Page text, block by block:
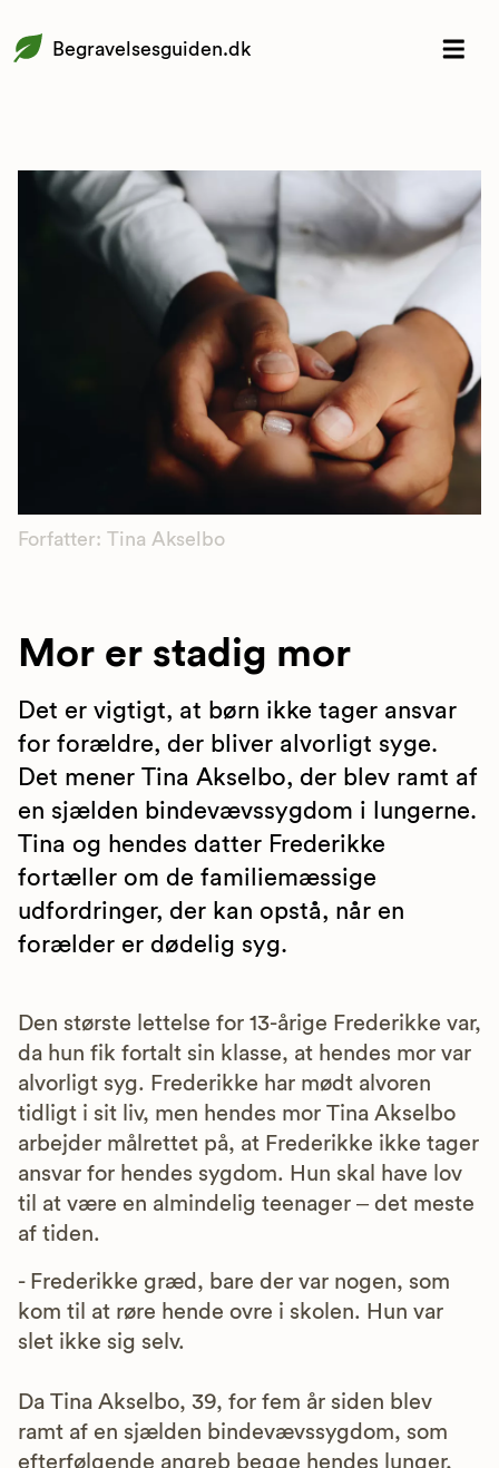
Begravelsesguiden.dk
Forfatter: Tina Akselbo
Mor er stadig mor
Det er vigtigt, at børn ikke tager ansvar
for forældre, der bliver alvorligt syge.
Det mener Tina Akselbo, der blev ramt af
en sjælden bindevævssygdom i lungerne.
Tina og hendes datter Frederikke
fortæller om de familiemæssige
udfordringer, der kan opstå, når en
forælder er dødelig syg.
Den største lettelse for 13-årige Frederikke var,
da hun fik fortalt sin klasse, at hendes mor var
alvorligt syg. Frederikke har mødt alvoren
tidligt i sit liv, men hendes mor Tina Akselbo
arbejder målrettet på, at Frederikke ikke tager
ansvar for hendes sygdom. Hun skal have lov
til at være en almindelig teenager – det meste
af tiden.
- Frederikke græd, bare der var nogen, som
kom til at røre hende ovre i skolen. Hun var
slet ikke sig selv.
Da Tina Akselbo, 39, for fem år siden blev
ramt af en sjælden bindevævssygdom, som
efterfølgende angreb begge hendes lunger,